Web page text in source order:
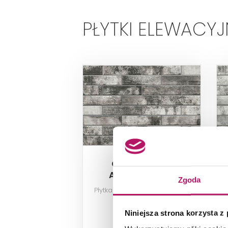
Zgoda
Niniejsza strona korzysta z
PŁYTKI
Cerrad Piatto
Antracyt 11405
Płytka elewacyjna, 7,4x30 cm
89,60 PLN